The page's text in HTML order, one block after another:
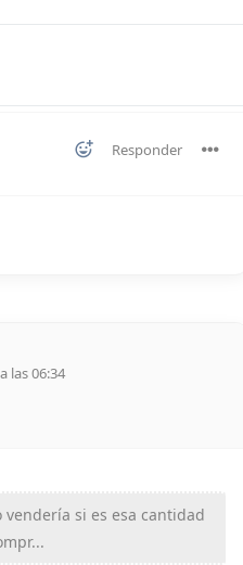
Responder
las 06:34
vendería si es esa cantidad